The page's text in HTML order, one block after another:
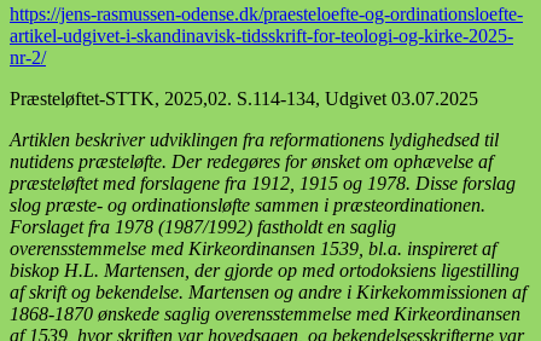
https://jens-rasmussen-odense.dk/praesteloefte-og-ordinationsloefte-
artikel-udgivet-i-skandinavisk-tidsskrift-for-teologi-og-kirke-2025-
nr-2/
Præsteløftet-STTK, 2025,02. S.114-134, Udgivet 03.07.2025
Artiklen beskriver udviklingen fra reformationens lydighedsed til
nutidens præsteløfte. Der redegøres for ønsket om ophævelse af
præsteløftet med forslagene fra 1912, 1915 og 1978. Disse forslag
slog præste- og ordinationsløfte sammen i præsteordinationen.
Forslaget fra 1978 (1987/1992) fastholdt en saglig
overensstemmelse med Kirkeordinansen 1539, bl.a. inspireret af
biskop H.L. Martensen, der gjorde op med ortodoksiens ligestilling
af skrift og bekendelse. Martensen og andre i Kirkekommissionen af
1868-1870 ønskede saglig overensstemmelse med Kirkeordinansen
af 1539, hvor skriften var hovedsagen, og bekendelsesskrifterne var